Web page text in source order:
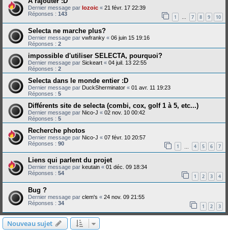
Dernier message par lozoic « 21 févr. 17 22:39
Réponses : 143 1 … 7 8 9 10
Selecta ne marche plus?
Dernier message par vwfranky « 06 juin 15 19:16
Réponses : 2
impossible d'utiliser SELECTA, pourquoi?
Dernier message par Sickeart « 04 juil. 13 22:55
Réponses : 2
Selecta dans le monde entier :D
Dernier message par DuckSherminator « 01 avr. 11 19:23
Réponses : 5
Différents site de selecta (combi, cox, golf 1 à 5, etc...)
Dernier message par Nico-J « 02 nov. 10 00:42
Réponses : 5
Recherche photos
Dernier message par Nico-J « 07 févr. 10 20:57
Réponses : 90 1 4 5 6 7
Liens qui parlent du projet
Dernier message par keutain « 01 déc. 09 18:34
Réponses : 54 1 2 3 4
Bug ?
Dernier message par clem's « 24 nov. 09 21:55
Réponses : 34 1 2 3
Nouveau sujet